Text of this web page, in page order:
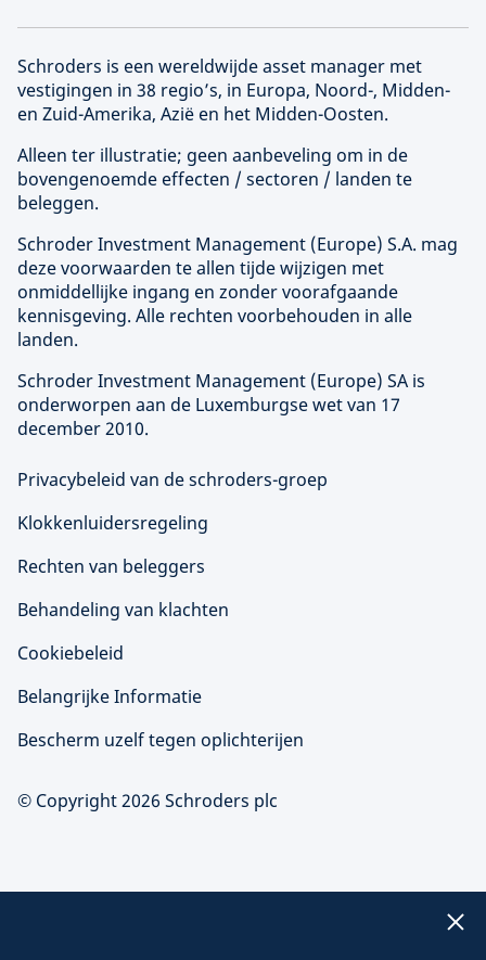
Schroders is een wereldwijde asset manager met
vestigingen in 38 regio’s, in Europa, Noord-, Midden-
en Zuid-Amerika, Azië en het Midden-Oosten.
Alleen ter illustratie; geen aanbeveling om in de
bovengenoemde effecten / sectoren / landen te
beleggen.
Schroder Investment Management (Europe) S.A. mag
deze voorwaarden te allen tijde wijzigen met
onmiddellijke ingang en zonder voorafgaande
kennisgeving. Alle rechten voorbehouden in alle
landen.
Schroder Investment Management (Europe) SA is
onderworpen aan de Luxemburgse wet van 17
december 2010.
Privacybeleid van de schroders-groep
Klokkenluidersregeling
Rechten van beleggers
Behandeling van klachten
Cookiebeleid
Belangrijke Informatie
Bescherm uzelf tegen oplichterijen
© Copyright 2026 Schroders plc